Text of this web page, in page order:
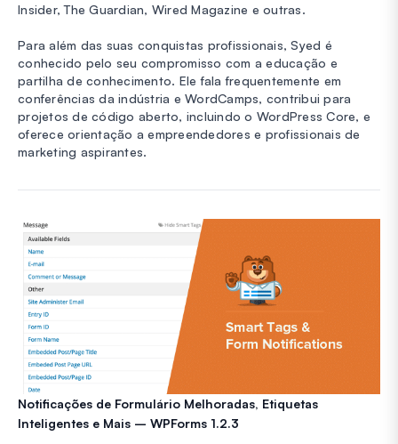
Insider, The Guardian, Wired Magazine e outras.
Para além das suas conquistas profissionais, Syed é
conhecido pelo seu compromisso com a educação e
partilha de conhecimento. Ele fala frequentemente em
conferências da indústria e WordCamps, contribui para
projetos de código aberto, incluindo o WordPress Core, e
oferece orientação a empreendedores e profissionais de
marketing aspirantes.
Notificações de Formulário Melhoradas, Etiquetas
Inteligentes e Mais – WPForms 1.2.3